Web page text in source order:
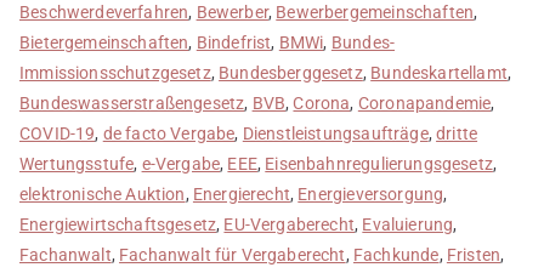
Beschwerdeverfahren, Bewerber, Bewerbergemeinschaften,
Bietergemeinschaften, Bindefrist, BMWi, Bundes-
Immissionsschutzgesetz, Bundesberggesetz, Bundeskartellamt,
Bundeswasserstraßengesetz, BVB,Corona, Coronapandemie,
COVID-19, de facto Vergabe, Dienstleistungsaufträge,dritte
Wertungsstufe, e-Vergabe, EEE, Eisenbahnregulierungsgesetz,
elektronische Auktion, Energierecht, Energieversorgung,
Energiewirtschaftsgesetz, EU-Vergaberecht, Evaluierung,
Fachanwalt, Fachanwalt für Vergaberecht, Fachkunde, Fristen,